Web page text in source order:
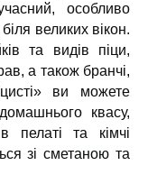
особливо
великих вікон.
та видів піци,
а також бранчі,
ви можете
квасу,
пелаті та кімчі
зі сметаною та